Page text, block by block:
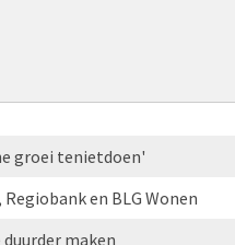
groei tenietdoen'
en BLG Wonen
maken